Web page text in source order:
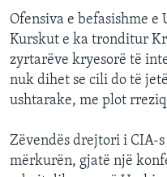
Ofensiva e befasishme
Kurskut e ka tronditur
zyrtarëve kryesorë të
nuk dihet se cili do të
ushtarake, me plot
Zëvendës drejtori i CIA-
mërkurën, gjatë një